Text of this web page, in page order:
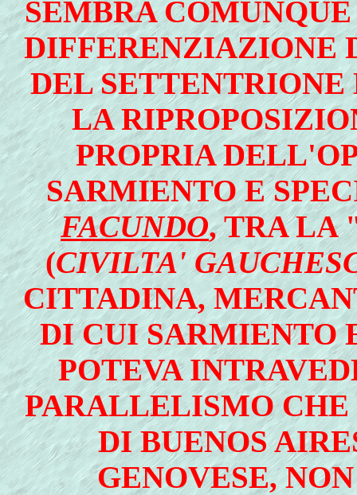
SEMBRA
DIFFERENZIAZIONE
DEL
LA
PROPRIA
SARMIENTO E
FACUNDO, TRA LA
(CIVILTA'
CITTADINA,
DI CUI SARMIENTO
POTEVA
PARALLELISMO CHE
DI BUENOS
GENOVESE,